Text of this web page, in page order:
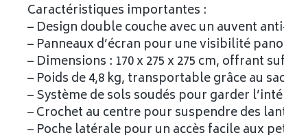
Caractéristiques importantes :
– Design double couche avec un auvent
– Panneaux d’écran pour une visibilité
– Dimensions : 170 x 275 x 275 cm, offrant
– Poids de 4,8 kg, transportable grâce au
– Système de sols soudés pour garder
– Crochet au centre pour suspendre des
– Poche latérale pour un accès facile aux